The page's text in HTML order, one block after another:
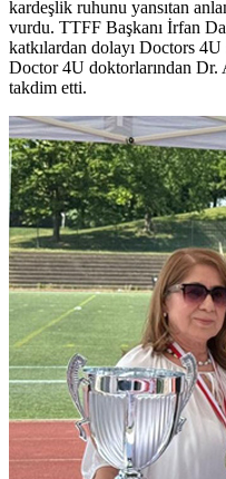
kardeşlik ruhunu yansıtan
vurdu. TTFF Başkanı İrfan
katkılardan dolayı Doctors
Doctor 4U doktorlarından Dr.
takdim etti.